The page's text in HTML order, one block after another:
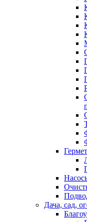
Дача, сад,